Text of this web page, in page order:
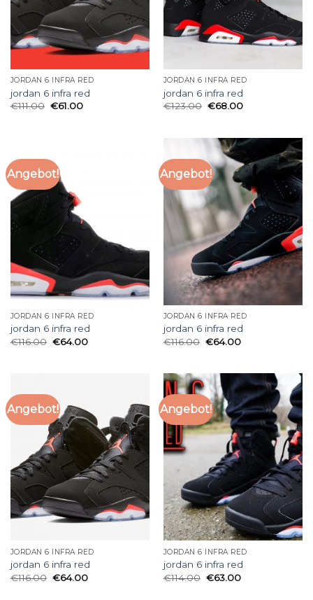
JORDAN 6 INFRA RED
jordan 6 infra red
€111.00 €61.00
JORDAN 6 INFRA RED
jordan 6 infra red
€123.00 €68.00
Angebot!
JORDAN 6 INFRA RED
jordan 6 infra red
€116.00 €64.00
Angebot!
JORDAN 6 INFRA RED
jordan 6 infra red
€116.00 €64.00
Angebot!
JORDAN 6 INFRA RED
jordan 6 infra red
€116.00 €64.00
Angebot!
JORDAN 6 INFRA RED
jordan 6 infra red
€114.00 €63.00